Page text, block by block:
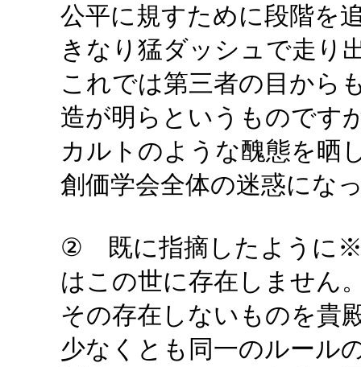
公平に規すために段階を
きなり猛ダッシュで走り
これでは第三者の目から
造が明らというものです
カルトのような醜態を晒
創価学会全体の迷惑にな
② 既に指摘したように※
はこの世に存在しません
その存在しないものを貴
少なくとも同一のルール